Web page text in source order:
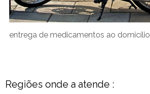
entrega de medicamentos ao domicílio
Regiões onde a atende :